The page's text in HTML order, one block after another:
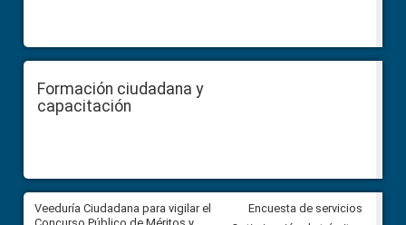
Formación ciudadana y
capacitación
Veeduría Ciudadana para vigilar el
Veeduría Ciudadana para
Encuesta de servicios